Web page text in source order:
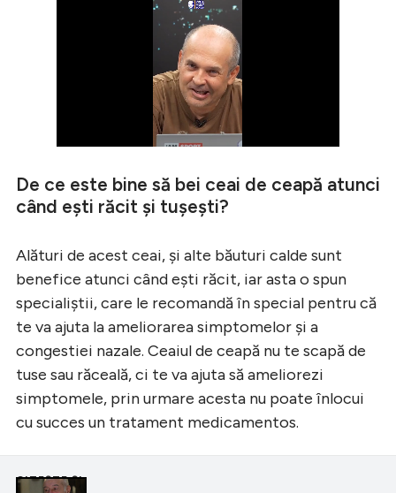
De ce este bine să bei ceai de ceapă atunci
când ești răcit și tușești?
Alături de acest ceai, și alte băuturi calde sunt
benefice atunci când ești răcit, iar asta o spun
specialiștii, care le recomandă în special pentru că
te va ajuta la ameliorarea simptomelor și a
congestiei nazale. Ceaiul de ceapă nu te scapă de
tuse sau răceală, ci te va ajuta să ameliorezi
simptomele, prin urmare acesta nu poate înlocui
cu succes un tratament medicamentos.
CITEȘTE ȘI